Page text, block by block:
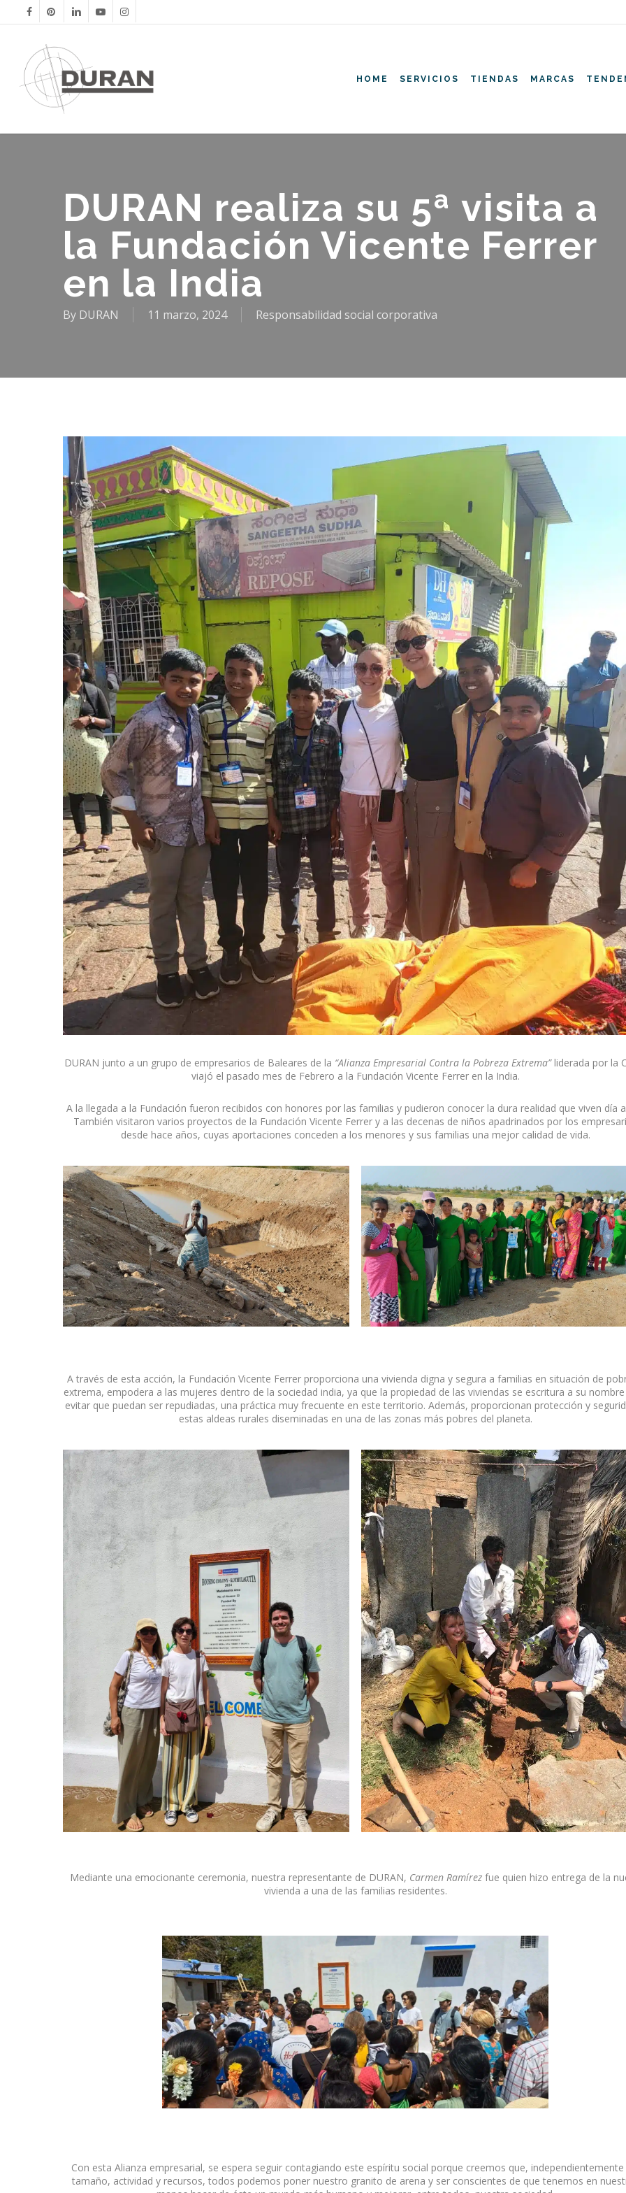
facebookpinterestlinkedinyoutubeinstagram
HOME SERVICIOS TIENDAS MARCAS
DURAN realiza su 5ª visita a
la Fundación Vicente Ferrer
en la India
By DURAN 11 marzo, 2024 Responsabilidad social corporativa
DURAN junto a un grupo de empresarios de Baleares de la “Alianza Empresarial Contra la Pobreza Extrema”liderada por la
viajó el pasado mes de Febrero a la Fundación Vicente Ferrer en la India.
A la llegada a la Fundación fueron recibidos con honores por las familias y pudieron conocer la dura realidad que viven día
También visitaron varios proyectos de la Fundación Vicente Ferrer y a las decenas de niños apadrinados por los
desde hace años, cuyas aportaciones conceden a los menores y sus familias una mejor calidad de vida.
A través de esta acción, la Fundación Vicente Ferrer proporciona una vivienda digna y segura a familias en situación de
extrema, empodera a las mujeres dentro de la sociedad india, ya que la propiedad de las viviendas se escritura a su
evitar que puedan ser repudiadas, una práctica muy frecuente en este territorio. Además, proporcionan protección y
estas aldeas rurales diseminadas en una de las zonas más pobres del planeta.
Mediante una emocionante ceremonia, nuestra representante de DURAN, Carmen Ramírez fue quien hizo entrega de la
vivienda a una de las familias residentes.
Con esta Alianza empresarial, se espera seguir contagiando este espíritu social porque creemos que, independientemente
tamaño, actividad y recursos, todos podemos poner nuestro granito de arena y ser conscientes de que tenemos en